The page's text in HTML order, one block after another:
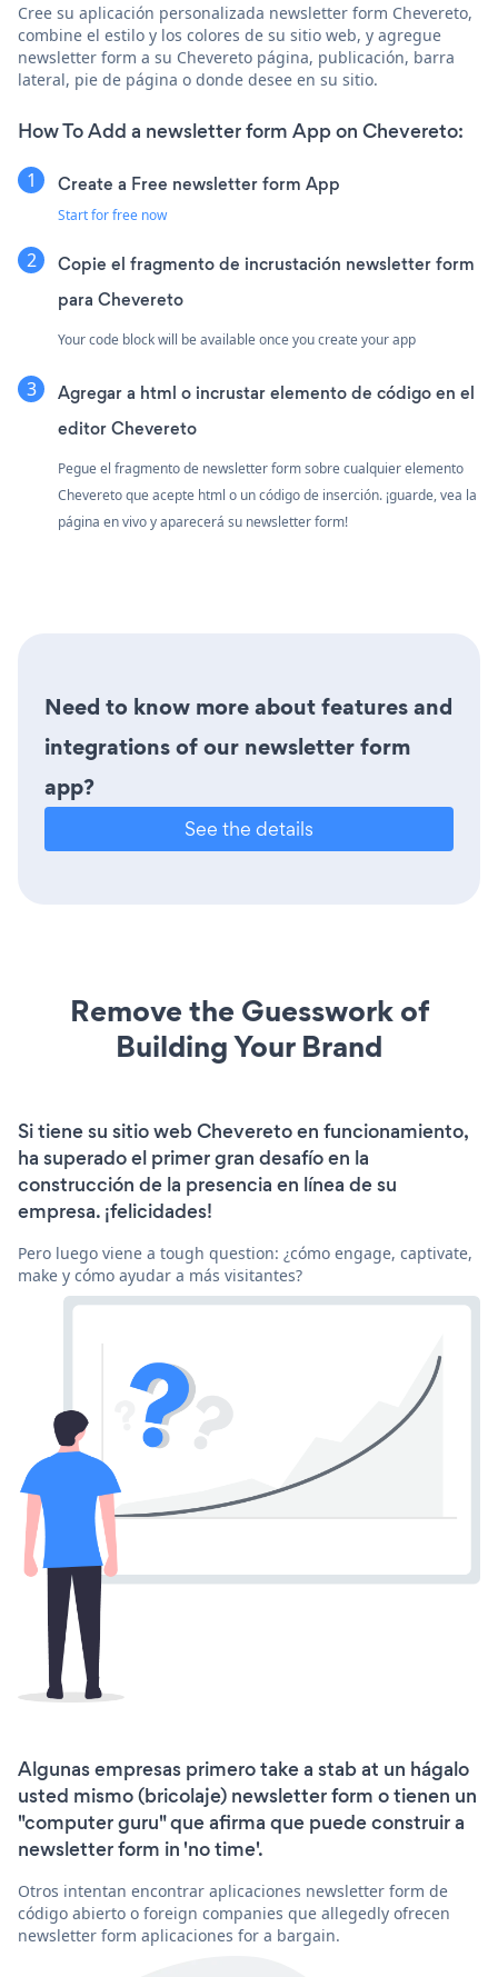
Cree su aplicación personalizada newsletter form Chevereto,
combine el estilo y los colores de su sitio web, y agregue
newsletter form a su Chevereto página, publicación, barra
lateral, pie de página o donde desee en su sitio.
How To Add a newsletter form App on Chevereto:
Create a Free newsletter form App
Start for free now
Copie el fragmento de incrustación newsletter form
para Chevereto
Your code block will be available once you create your app
Agregar a html o incrustar elemento de código en el
editor Chevereto
Pegue el fragmento de newsletter form sobre cualquier elemento
Chevereto que acepte html o un código de inserción. ¡guarde, vea la
página en vivo y aparecerá su newsletter form!
Need to know more about features and
integrations of our newsletter form
app?
See the details
Remove the Guesswork of
Building Your Brand
Si tiene su sitio web Chevereto en funcionamiento,
ha superado el primer gran desafío en la
construcción de la presencia en línea de su
empresa. ¡felicidades!
Pero luego viene a tough question: ¿cómo engage, captivate,
make y cómo ayudar a más visitantes?
Algunas empresas primero take a stab at un hágalo
usted mismo (bricolaje) newsletter form o tienen un
"computer guru" que afirma que puede construir a
newsletter form in 'no time'.
Otros intentan encontrar aplicaciones newsletter form de
código abierto o foreign companies que allegedly ofrecen
newsletter form aplicaciones for a bargain.